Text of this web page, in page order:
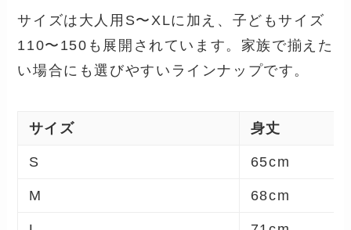
サイズは大人用S〜XLに加え、子どもサイズ
110〜150も展開されています。家族で揃えた
い場合にも選びやすいラインナップです。
サイズ 身丈
S 65cm
M 68cm